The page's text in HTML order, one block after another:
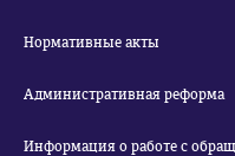
Нормативные акты
Административная реформа
Информация о работе с